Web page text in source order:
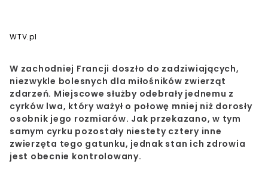
WTV.pl
W zachodniej Francji doszło do zadziwiających,
niezwykle bolesnych dla miłośników zwierząt
zdarzeń. Miejscowe służby odebrały jednemu z
cyrków lwa, który ważył o połowę mniej niż dorosły
osobnik jego rozmiarów. Jak przekazano, w tym
samym cyrku pozostały niestety cztery inne
zwierzęta tego gatunku, jednak stan ich zdrowia
jest obecnie kontrolowany.